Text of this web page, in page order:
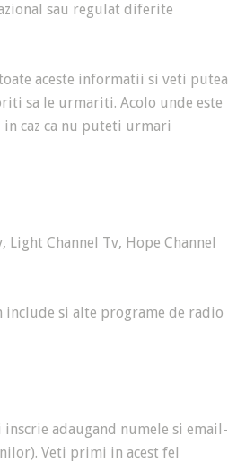
sau regulat diferite
aceste informatii si veti putea
sa le urmariti. Acolo unde este
caz ca nu puteti urmari
Channel Tv, Hope Channel
include si alte programe de radio
adaugand numele si email-
Veti primi in acest fel